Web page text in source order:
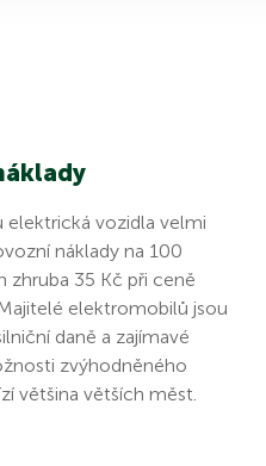
elektrická vozidla velmi
náklady na 100
35 Kč při ceně
elektromobilů jsou
daně a zajímavé
zvýhodněného
většina větších měst.